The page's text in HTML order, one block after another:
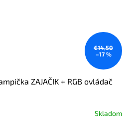
€14,50
–17 %
ZAJAČIK + RGB ovládač
Skladom